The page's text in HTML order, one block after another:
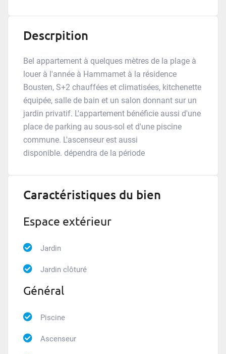
Descrpition
Bel appartement à quelques mètres de la plage à
louer à l'année à Hammamet à la résidence
Bousten, S+2 chauffées et climatisées, kitchenette
équipée, salle de bain et un salon donnant sur un
jardin privatif. L'appartement bénéficie aussi d'une
place de parking au sous-sol et d'une piscine
commune. L'ascenseur est aussi
disponible. dépendra de la période
Caractéristiques du bien
Espace extérieur
Jardin
Jardin clôturé
Général
Piscine
Ascenseur